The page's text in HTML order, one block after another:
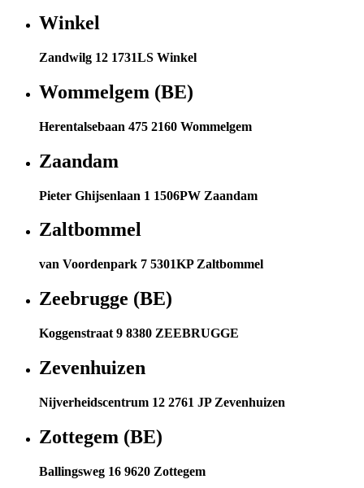
Winkel
Zandwilg 12 1731LS Winkel
Wommelgem (BE)
Herentalsebaan 475 2160 Wommelgem
Zaandam
Pieter Ghijsenlaan 1 1506PW Zaandam
Zaltbommel
van Voordenpark 7 5301KP Zaltbommel
Zeebrugge (BE)
Koggenstraat 9 8380 ZEEBRUGGE
Zevenhuizen
Nijverheidscentrum 12 2761 JP Zevenhuizen
Zottegem (BE)
Ballingsweg 16 9620 Zottegem